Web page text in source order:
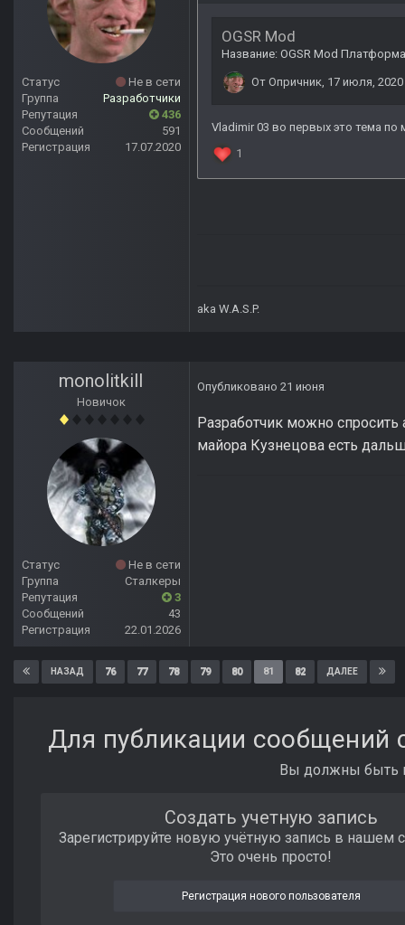
Статус
Не в сети
Группа
Разработчики
Репутация
436
Сообщений
591
Регистрация
17.07.2020
aka W.A.S.P.
monolitkill
Новичок
Статус
Не в сети
Группа
Сталкеры
Репутация
3
Сообщений
43
Регистрация
22.01.2026
Опубликовано 21 июня
Разработчик можно спросить
майора Кузнецова есть
НАЗАД 76 77 78 79 80 81 82 ДАЛЕЕ
Для публикации сообщений
Вы должны быть
Создать учетную запись
Зарегистрируйте новую учётную запись в нашем
Это очень просто!
Регистрация нового пользователя